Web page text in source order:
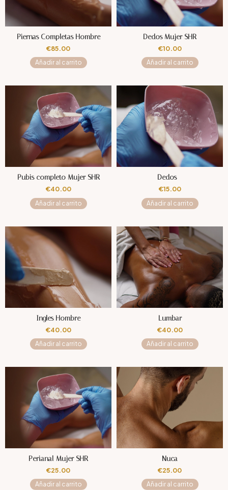
Piernas Completas Hombre
€85.00
Añadir al carrito
Dedos Mujer SHR
€10.00
Añadir al carrito
Pubis completo Mujer SHR
€40.00
Añadir al carrito
Dedos –
€15.00
Añadir al carrito
Ingles Hombre
€40.00
Añadir al carrito
Lumbar
€40.00
Añadir al carrito
Perianal Mujer SHR
€25.00
Añadir al carrito
Nuca
€25.00
Añadir al carrito